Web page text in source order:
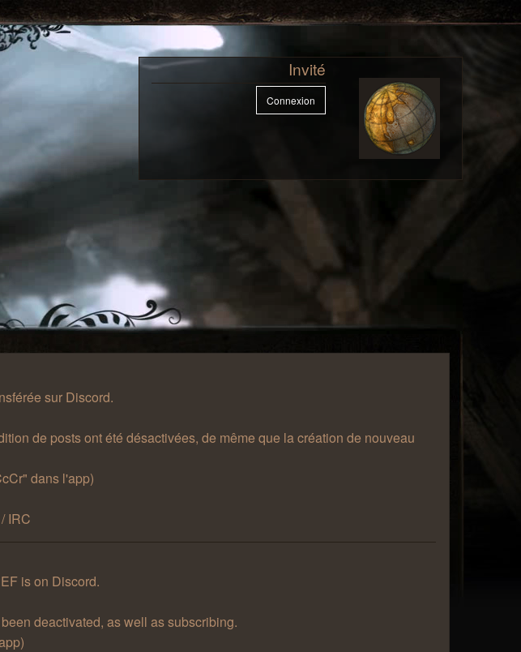
Invité
Connexion
sur Discord.
de posts ont été désactivées, de même que la création de nouveau
dans l'app)
IRC
is on Discord.
deactivated, as well as subscribing.